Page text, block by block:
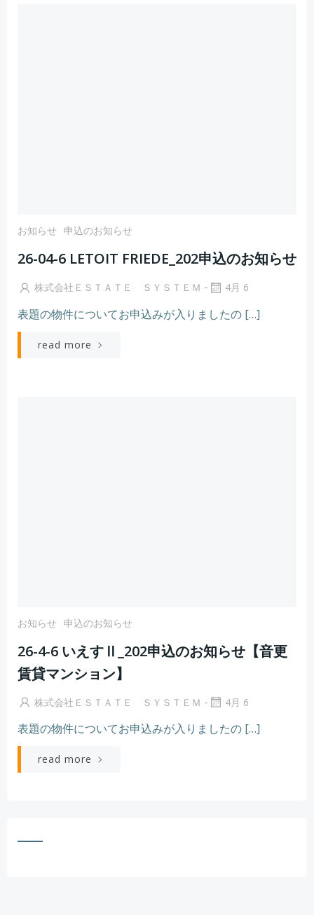
お知らせ 申込のお知らせ
26-04-6 LETOIT FRIEDE_202申込のお知らせ
株式会社ＥＳＴＡＴＥ ＳＹＳＴＥＭ - 4月 6
表題の物件についてお申込みが入りましたの […]
read more
お知らせ 申込のお知らせ
26-4-6 いえすⅡ_202申込のお知らせ【音更
賃貸マンション】
株式会社ＥＳＴＡＴＥ ＳＹＳＴＥＭ - 4月 6
表題の物件についてお申込みが入りましたの […]
read more